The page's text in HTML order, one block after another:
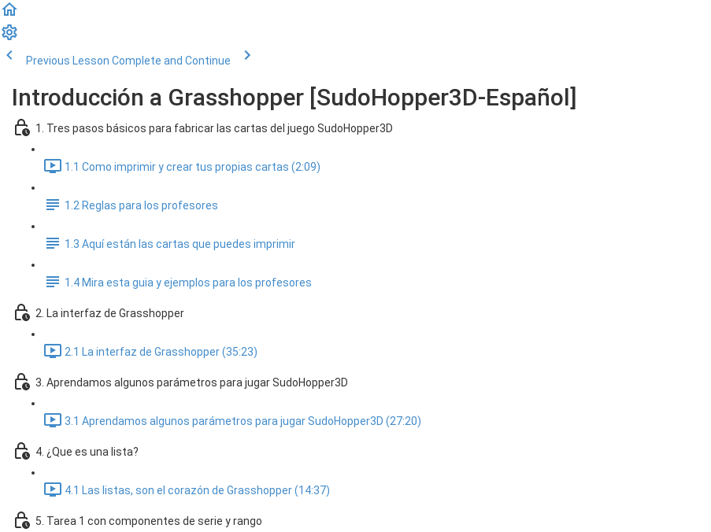
Previous Lesson Complete and Continue
Introducción a Grasshopper [SudoHopper3D-Español]
1. Tres pasos básicos para fabricar las cartas del juego SudoHopper3D
1.1 Como imprimir y crear tus propias cartas (2:09)
1.2 Reglas para los profesores
1.3 Aquí están las cartas que puedes imprimir
1.4 Mira esta guia y ejemplos para los profesores
2. La interfaz de Grasshopper
2.1 La interfaz de Grasshopper (35:23)
3. Aprendamos algunos parámetros para jugar SudoHopper3D
3.1 Aprendamos algunos parámetros para jugar SudoHopper3D (27:20)
4. ¿Que es una lista?
4.1 Las listas, son el corazón de Grasshopper (14:37)
5. Tarea 1 con componentes de serie y rango